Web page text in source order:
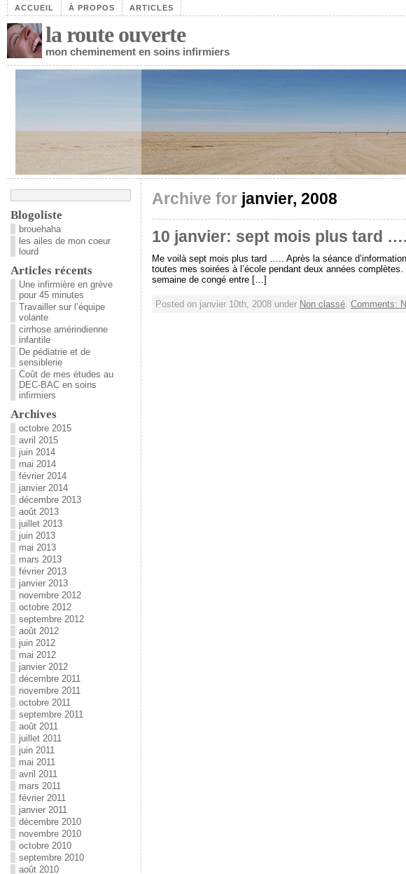
ACCUEIL À PROPOS ARTICLES
la route ouverte
mon cheminement en soins infirmiers
Archive for janvier, 2008
10 janvier: sept mois plus tard ….
Me voilà sept mois plus tard ….. Après la séance
toutes mes soirées à l’école pendant deux années
semaine de congé entre […]
Posted on janvier 10th, 2008 under Non classé.Comments:
Blogoliste
brouehaha
les ailes de mon coeur
lourd
Articles récents
Une infirmière en grève
pour 45 minutes
Travailler sur l’équipe
volante
cirrhose amérindienne
infantile
De pédiatrie et de
sensiblerie
Coût de mes études au
DEC-BAC en soins
infirmiers
Archives
octobre 2015
avril 2015
juin 2014
mai 2014
février 2014
janvier 2014
décembre 2013
août 2013
juillet 2013
juin 2013
mai 2013
mars 2013
février 2013
janvier 2013
novembre 2012
octobre 2012
septembre 2012
août 2012
juin 2012
mai 2012
janvier 2012
décembre 2011
novembre 2011
octobre 2011
septembre 2011
août 2011
juillet 2011
juin 2011
mai 2011
avril 2011
mars 2011
février 2011
janvier 2011
décembre 2010
novembre 2010
octobre 2010
septembre 2010
août 2010